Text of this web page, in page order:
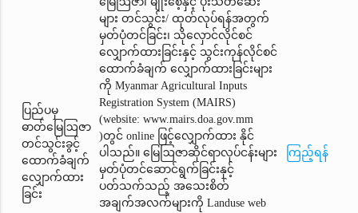
ပြည်ပမှ
ဓာတ်မြေဩဇာ
တင်သွင်းခွင့်
ထောက်ခံချက်
လျှောက်ထား
ခြင်း
များ တင်သွင်း/ ထုတ်လုပ်ရန်အတွက်
မှတ်ပုံတင်ခြင်း၊ သိုလှောင်လိုင်စင်
လျှောက်ထားခြင်းနှင့် သွင်းကုန်လိုင်စင်
ထောက်ခံချက်‌ လျှောက်ထားခြင်းများ
ကို Myanmar Agricultural Inputs
Registration System (MAIRS)
(website: www.mairs.doa.gov.mm
)တွင် online ဖြင့်လျှောက်ထား နိုင်
ပါသည်။ မြေဩဇာဆိုင်ရာလုပ်ငန်းများ
မှတ်ပုံတင်ဆောင်ရွက်ခြင်းနှင့်
ပတ်သက်သည့် အသေးစိတ်
အချက်အလက်များကို Landuse web
ကြည့်ရန်